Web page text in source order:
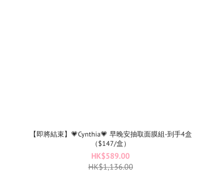
【即將結束】💗Cynthia💗 早晚安抽取面膜組-到手4盒
（$147/盒）
HK$589.00
HK$1,136.00